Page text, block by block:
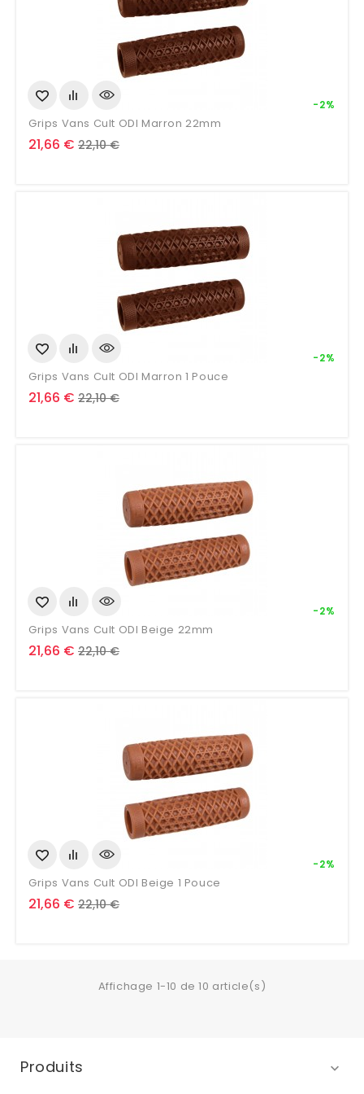
Grips Vans Cult ODI Marron 22mm
Prix
21,66 €
-2%
Prix
22,10 €
Grips Vans Cult ODI Marron 1 Pouce
Prix
21,66 €
-2%
Prix
22,10 €
Grips Vans Cult ODI Beige 22mm
Prix
21,66 €
-2%
Prix
22,10 €
Grips Vans Cult ODI Beige 1 Pouce
Prix
21,66 €
-2%
Prix
22,10 €
Affichage 1-10 de 10 article(s)
Produits 